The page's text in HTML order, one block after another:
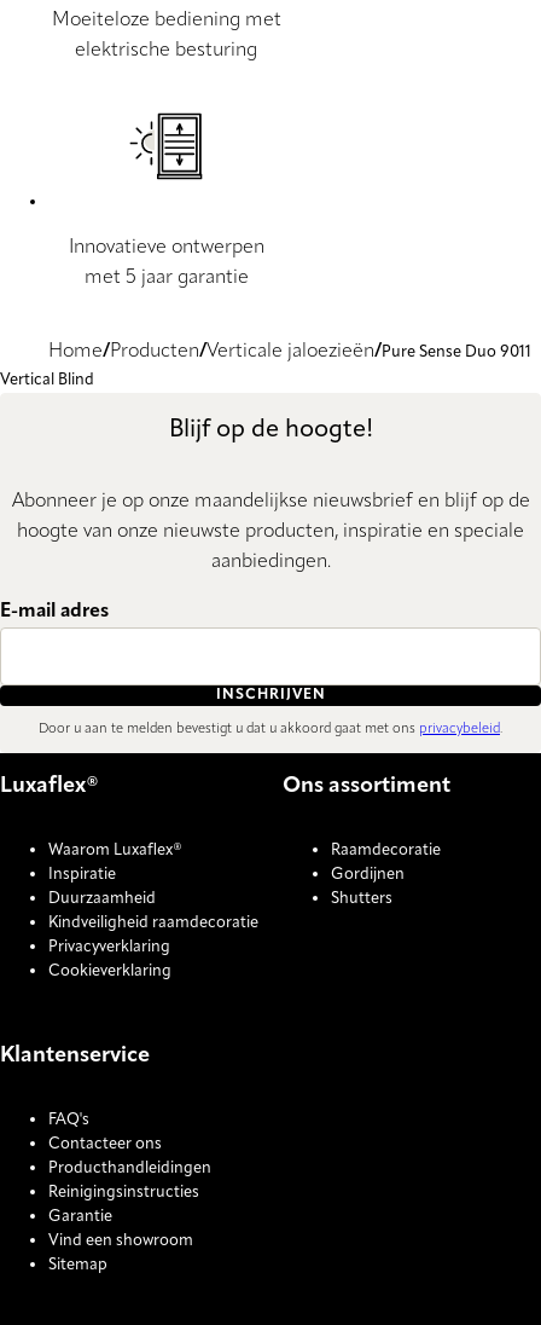
Moeiteloze bediening met
elektrische besturing
Innovatieve ontwerpen
met 5 jaar garantie
Home Producten Verticale jaloezieën
Pure Sense Duo 9011
Vertical Blind
Blijf op de hoogte!
Abonneer je op onze maandelijkse nieuwsbrief en blijf op de
hoogte van onze nieuwste producten, inspiratie en speciale
aanbiedingen.
E-mail adres
INSCHRIJVEN
Door u aan te melden bevestigt u dat u akkoord gaat met ons privacybeleid.
Luxaflex®
Waarom Luxaflex®
Inspiratie
Duurzaamheid
Kindveiligheid raamdecoratie
Privacyverklaring
Cookieverklaring
Ons assortiment
Raamdecoratie
Gordijnen
Shutters
Klantenservice
FAQ's
Contacteer ons
Producthandleidingen
Reinigingsinstructies
Garantie
Vind een showroom
Sitemap